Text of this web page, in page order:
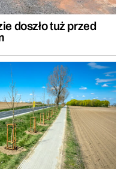
doszło tuż przed